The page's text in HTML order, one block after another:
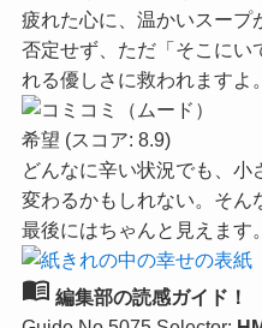
疲れた心に、温かいスープ
否定せず、ただ「そこにい
れる優しさに救われますよ。
希望 (スコア: 8.9)
どんなに辛い状況でも、小
変わるかもしれない。そん
最後にはちゃんと見えます。
menu_book 編集部の読感ガイド！